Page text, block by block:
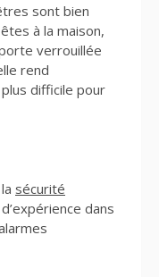
sont bien
à la maison,
verrouillée
rend
difficile pour
sécurité
dans